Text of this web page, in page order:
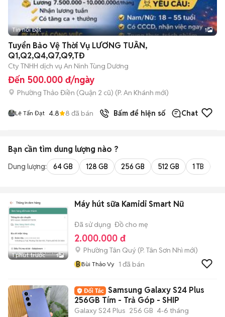
Tin nổi bật 1
Tuyển Bảo Vệ Thời Vụ LƯƠNG TUẦN,
Q1,Q2,Q4,Q7,Q9,TĐ
Cty TNHH dịch vụ An Ninh Tùng Dương
Đến 500.000 đ/ngày
Phường Thảo Điền (Quận 2 cũ) (P. An Khánh mới)
Lê Tấn Đạt 4.8 8 đã bán Bấm để hiện số Chat
Bạn cần tìm dung lượng nào ?
Dung lượng: 64 GB 128 GB 256 GB 512 GB 1 TB
1 phút trước 1
Máy hút sữa Kamidi Smart Nữ
Đã sử dụng Đồ cho mẹ
2.000.000 đ
Phường Tân Quý (P. Tân Sơn Nhì mới)
BBùi Thảo Vy 1 đã bán
Samsung Galaxy S24 Plus
256GB Tím - Trả Góp - SHIP
Galaxy S24 Plus 256 GB 4-6 tháng